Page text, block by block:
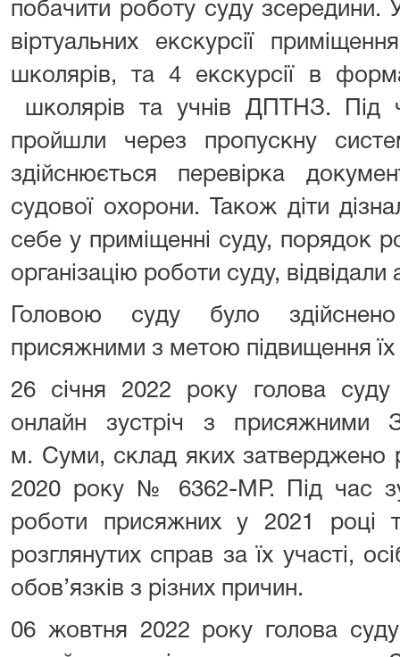
побачити роботу суду
віртуальних екскурсії
школярів, та 4 екскурсії в
школярів та учнів ДПТНЗ. Під
пройшли через пропускну
здійснюється перевірка
судової охорони. Також діти
себе у приміщенні суду, порядок
організацію роботи суду, відвідали
Головою суду було
присяжними з метою підвищення їх
26 січня 2022 року голова
онлайн зустріч з присяжними
м. Суми, склад яких затверджено
2020 року № 6362-МР. Під час
роботи присяжних у 2021 році
розглянутих справ за їх участі,
обов’язків з різних причин.
06 жовтня 2022 року голова